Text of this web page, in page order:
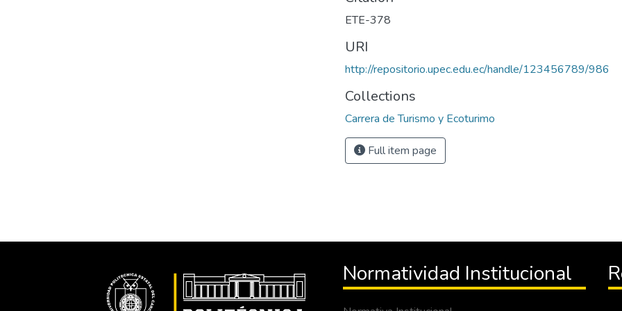
ETE-378
URI
http://repositorio.upec.edu.ec/handle/123456789/986
Collections
Carrera de Turismo y Ecoturimo
Full item page
Normatividad Institucional